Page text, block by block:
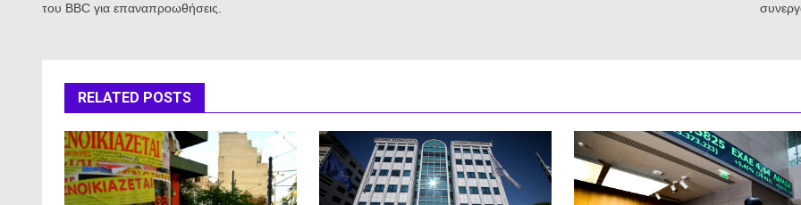
του BBC για επαναπροωθήσεις.
RELATED POSTS